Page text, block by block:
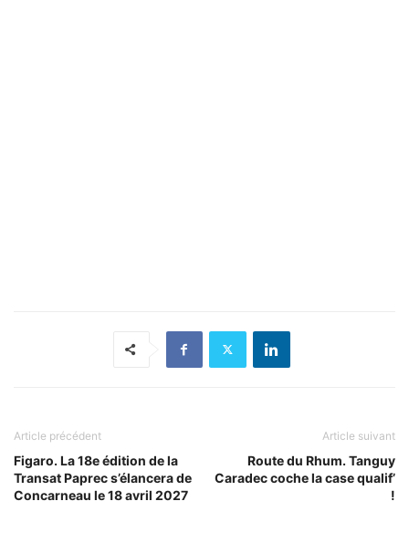
Article précédent
Figaro. La 18e édition de la
Transat Paprec s’élancera de
Concarneau le 18 avril 2027
Article suivant
Route du Rhum. Tanguy
Caradec coche la case qualif’
!